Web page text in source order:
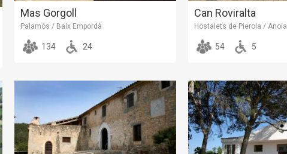
Mas Gorgoll
Palamós / Baix Empordà
134 24
Can Roviralta
Hostalets de Pierola / Anoia
54 5